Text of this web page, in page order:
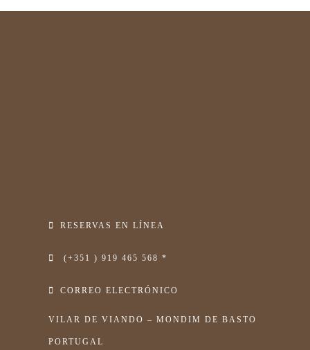
RESERVAS EN LÍNEA
(+351 ) 919 465 568 *
CORREO ELECTRÓNICO
VILAR DE VIANDO – MONDIM DE BASTO
PORTUGAL